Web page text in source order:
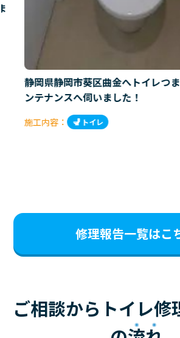
静岡県静岡市葵区曲金へトイレつ
ンテナンスへ伺いました！
施工内容： トイレ
修理報告一覧はこ
ご相談からトイレ修